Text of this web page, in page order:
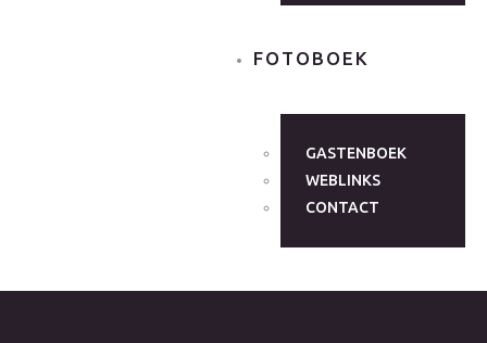
FOTOBOEK
GASTENBOEK
WEBLINKS
CONTACT